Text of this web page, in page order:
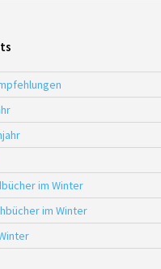
im Winter
im Winter